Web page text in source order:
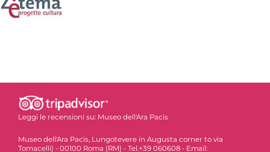
Leggi le recensioni su: Museo dell'Ara Pacis
Museo dell'Ara Pacis, Lungotevere in Augusta corner to via
Tomacelli) - 00100 Roma (RM) - Tel.+39 060608 - Email: